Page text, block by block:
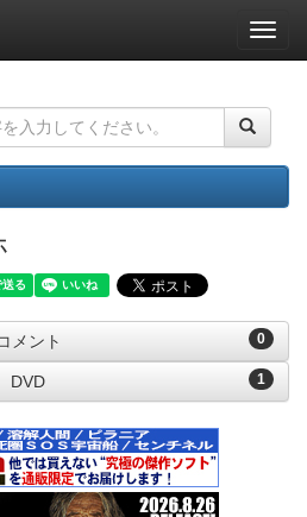
ナ
ビ
ー
ョ
ン
0
メント
1
DVD